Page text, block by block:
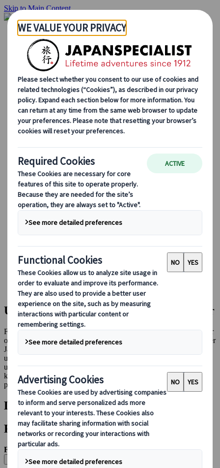
Skip to Main Content
Startside
Rejser
Individuelle rejser
Grupperejser
Kør-selv ferie
Udflugter
Skræddersyede grupperejser
Japan Rail Pass
Sådan arbejder vi
Om os
Vores team
Bliv en del af vores team
Sæsonbestemte rejsetips
Hovedattraktioner
Kulturelle indsigter
Kulinariske oplevelser
Opdag Japan i tog
Ofte stillede spørgsmål
Vigtige oplysninger
Etikette i Japan
Bilkørsel i Japan
Booking hos os
Japan Rail Pass
Indkvartering
Online rejserådgivning
Japanspecialist
Destinationer
Alle destinationer
Udforsk alle destinationer og attraktioner
Fra Tokyos travle gader til den rolige skønhed i Japans varme kilder
og naturskønne bjerge kan du gå på opdagelse i en udvalgt liste over
Japans mest ikoniske destinationer og skjulte perler. Vi har også
udvalgt nogle få internationale destinationer til dem, der ønsker at
udvide deres horisont. Uanset om du søger eventyr, afslapning eller
kulturel fordybelse, kan du finde alt, hvad du behøver for at
planlægge den perfekte rejse.
Destinationer
Filtre
Filtrer efter:
Ryd alle